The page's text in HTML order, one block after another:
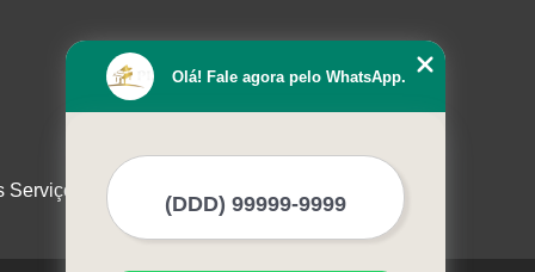
Serviços
Olá! Fale agora pelo WhatsApp.